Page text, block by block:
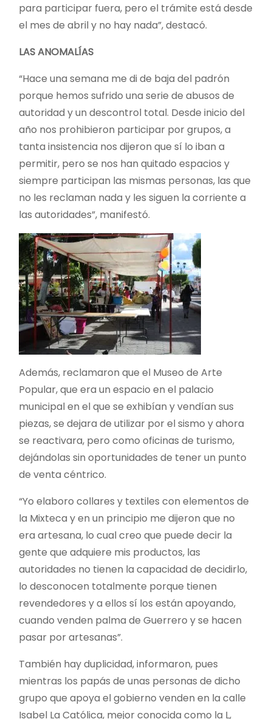
para participar fuera, pero el trámite está desde
el mes de abril y no hay nada”, destacó.
LAS ANOMALÍAS
“Hace una semana me di de baja del padrón
porque hemos sufrido una serie de abusos de
autoridad y un descontrol total. Desde inicio del
año nos prohibieron participar por grupos, a
tanta insistencia nos dijeron que sí lo iban a
permitir, pero se nos han quitado espacios y
siempre participan las mismas personas, las que
no les reclaman nada y les siguen la corriente a
las autoridades”, manifestó.
Además, reclamaron que el Museo de Arte
Popular, que era un espacio en el palacio
municipal en el que se exhibían y vendían sus
piezas, se dejara de utilizar por el sismo y ahora
se reactivara, pero como oficinas de turismo,
dejándolas sin oportunidades de tener un punto
de venta céntrico.
“Yo elaboro collares y textiles con elementos de
la Mixteca y en un principio me dijeron que no
era artesana, lo cual creo que puede decir la
gente que adquiere mis productos, las
autoridades no tienen la capacidad de decidirlo,
lo desconocen totalmente porque tienen
revendedores y a ellos sí los están apoyando,
cuando venden palma de Guerrero y se hacen
pasar por artesanas”.
También hay duplicidad, informaron, pues
mientras los papás de unas personas de dicho
grupo que apoya el gobierno venden en la calle
Isabel La Católica, mejor conocida como la L,